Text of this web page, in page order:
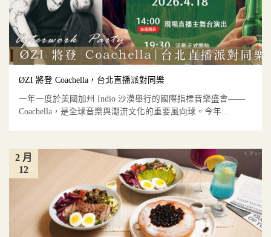
ØZI 將登 Coachella，台北直播派對同樂
一年一度於美國加州 Indio 沙漠舉行的國際指標音樂盛會——
Coachella，是全球音樂與潮流文化的重要風向球。今年...
12
2 月